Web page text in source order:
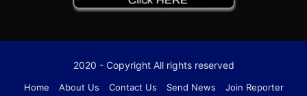
2020 - Copyright All rights reserved
Home About Us Contact Us Send News
Join Reporter